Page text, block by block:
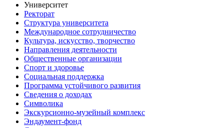
Университет
Ректорат
Структура университета
Международное сотрудничество
Культура, искусство, творчество
Направления деятельности
Общественные организации
Спорт и здоровье
Социальная поддержка
Программа устойчивого развития
Сведения о доходах
Символика
Экскурсионно-музейный комплекс
Эндаумент-фонд